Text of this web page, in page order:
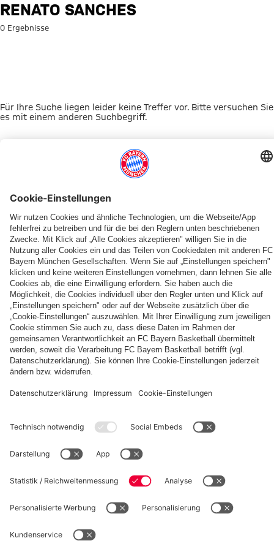
Suche: Renato Sanches
RENATO SANCHES
0 Ergebnisse
Für Ihre Suche liegen leider keine Treffer vor. Bitte versuchen Sie
es mit einem anderen Suchbegriff.
DAS KÖNNTE DICH INTERESSIEREN
FRAUEN
Autogrammkarten
TICKETS
FCB
Frauen
FRAUEN
Alle
Videos
der
Frauenteams
des
FC
Bayern
MYFCBAYERN
Entdecke
deinen
persönlichen
Fanbereich
PARTNER
fcbayern.com Basketball Allianz Arena Media Center Jobs